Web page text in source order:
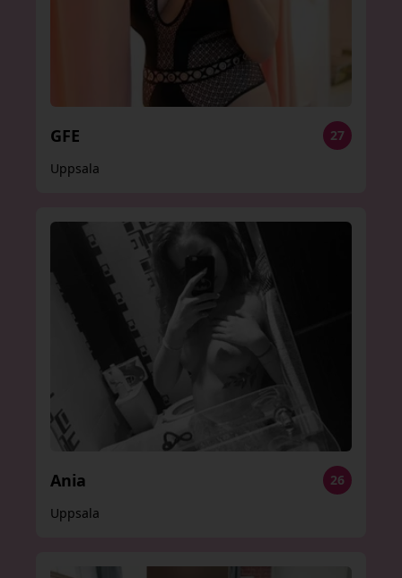
GFE
27
Uppsala
Ania
26
Uppsala